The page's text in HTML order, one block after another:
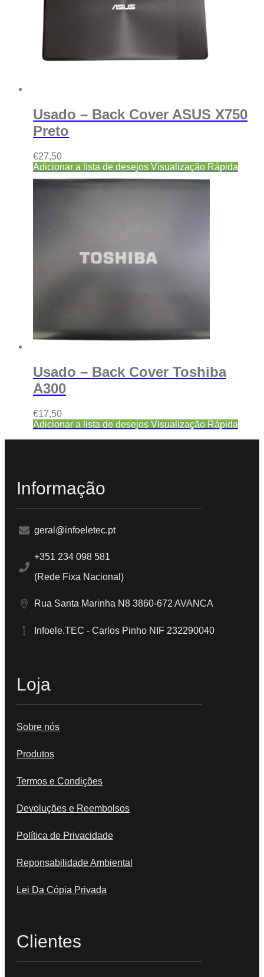
Usado – Back Cover ASUS X750
Preto
€27,50
Adicionar a lista de desejos Visualização Rápida
Usado – Back Cover Toshiba
A300
€17,50
Adicionar a lista de desejos Visualização Rápida
Informação
geral@infoeletec.pt
+351 234 098 581
(Rede Fixa Nacional)
Rua Santa Marinha N8 3860-672 AVANCA
Infoele.TEC - Carlos Pinho NIF 232290040
Loja
Sobre nós
Produtos
Termos e Condições
Devoluções e Reembolsos
Política de Privacidade
Reponsabilidade Ambiental
Lei Da Cópia Privada
Clientes